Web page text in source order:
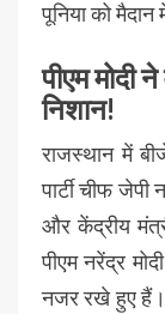
पूनिया को
पीएम मोदी
निशान!
राजस्थान में
पार्टी चीफ जेपी
और केंद्रीय
पीएम नरेंद्र
नजर रखे हुए हैं।